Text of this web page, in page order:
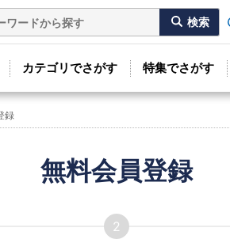
カテゴリでさがす 特集でさがす
録
無料会員登録